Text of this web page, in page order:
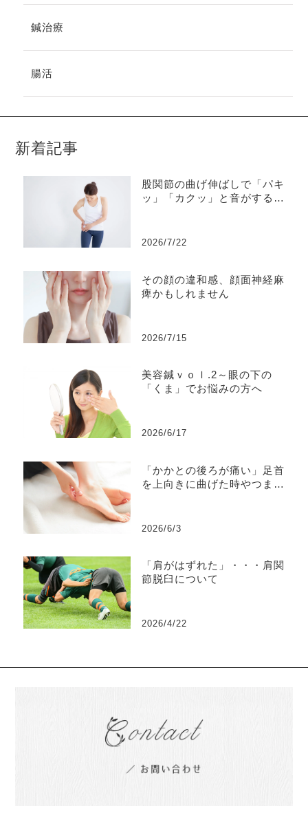
鍼治療
腸活
新着記事
股関節の曲げ伸ばしで「パキ
ッ」「カクッ」と音がする、
れません
2026/7/22
その顔の違和感、顔面神経麻
痺かもしれません
2026/7/15
美容鍼ｖｏｌ.2～眼の下の
「くま」でお悩みの方へ
2026/6/17
「かかとの後ろが痛い」足首
を上向きに曲げた時やつま先
着部症かもしれません。
2026/6/3
「肩がはずれた」・・・肩関
節脱臼について
2026/4/22